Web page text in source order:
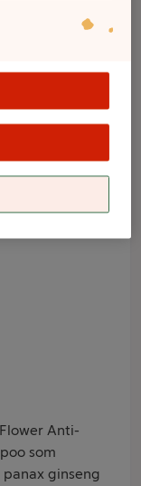
250
Anti-
som
ginseng